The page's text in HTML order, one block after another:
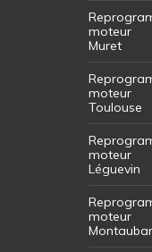
moteur
Muret
moteur
Toulouse
moteur
Léguevin
moteur